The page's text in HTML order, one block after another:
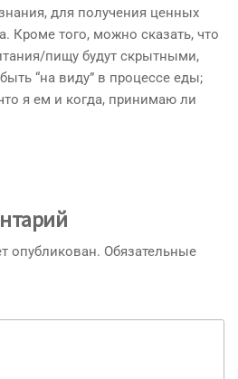
для получения ценных
Кроме того, можно сказать, что
пищу будут скрытными,
“на виду” в процессе еды;
я ем и когда, принимаю ли
опубликован. Обязательные